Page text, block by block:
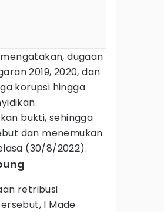
dugaan
2019, 2020, dan
korupsi hingga
bukti, sehingga
dan menemukan
(30/8/2022).
retribusi
I Made